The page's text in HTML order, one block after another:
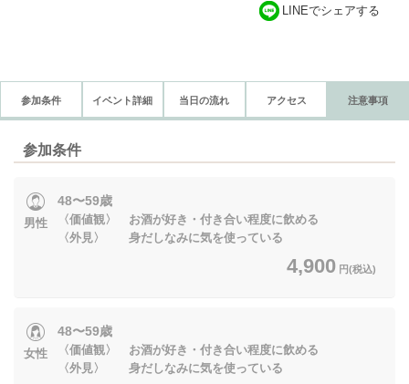
LINEでシェアする
参加条件 イベント詳細 当日の流れ アクセス 注意事項
参加条件
男性
48〜59歳
〈価値観〉 お酒が好き・付き合い程度に飲める
〈外見〉 身だしなみに気を使っている
4,900 円(税込)
女性
48〜59歳
〈価値観〉 お酒が好き・付き合い程度に飲める
〈外見〉 身だしなみに気を使っている